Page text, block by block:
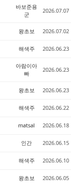
바보준용
군
2026.07.07
왕초보 2026.07.02
해색주 2026.06.23
아람이아
빠
2026.06.23
왕초보 2026.06.23
해색주 2026.06.22
matsal 2026.06.18
인간 2026.06.15
해색주 2026.06.10
왕초보 2026.06.05